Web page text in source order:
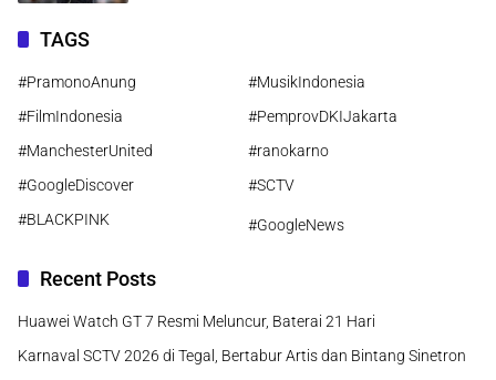
TAGS
#PramonoAnung
#MusikIndonesia
#FilmIndonesia
#PemprovDKIJakarta
#ManchesterUnited
#ranokarno
#GoogleDiscover
#SCTV
#BLACKPINK
#GoogleNews
Recent Posts
Huawei Watch GT 7 Resmi Meluncur, Baterai 21 Hari
Karnaval SCTV 2026 di Tegal, Bertabur Artis dan Bintang Sinetron